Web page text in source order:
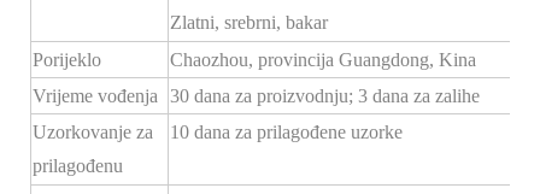
Zlatni, srebrni, bakar
Porijeklo
Chaozhou, provincija Guangdong, Kina
Vrijeme vođenja
30 dana za proizvodnju; 3 dana za zalihe
Uzorkovanje za
prilagođenu
10 dana za prilagođene uzorke